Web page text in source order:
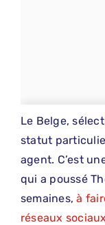
Le Belge,
statut
agent. C’est
qui a poussé
semaines,à
réseaux sociaux